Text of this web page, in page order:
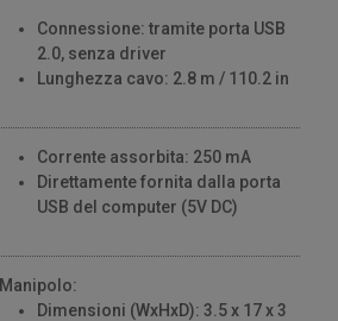
Connessione: tramite porta USB
2.0, senza driver
Lunghezza cavo: 2.8 m / 110.2 in
Corrente assorbita: 250 mA
Direttamente fornita dalla porta
USB del computer (5V DC)
Manipolo:
Dimensioni (WxHxD): 3.5 x 17 x 3